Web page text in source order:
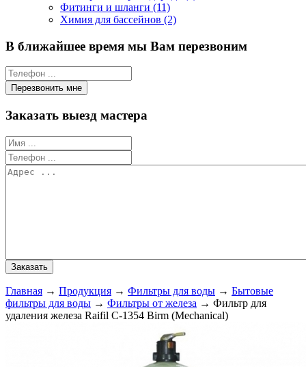
Фитинги и шланги (11)
Химия для бассейнов (2)
В ближайшее время мы Вам перезвоним
Заказать выезд мастера
Главная → Продукция → Фильтры для воды → Бытовые
фильтры для воды → Фильтры от железа → Фильтр для
удаления железа Raifil С-1354 Birm (Mechanical)